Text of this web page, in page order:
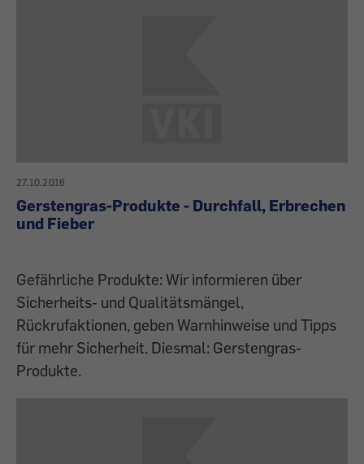
27.10.2016
Gerstengras-Produkte - Durchfall, Erbrechen
und Fieber
Gefährliche Produkte: Wir informieren über
Sicherheits- und Qualitätsmängel,
Rückrufaktionen, geben Warnhinweise und Tipps
für mehr Sicherheit. Diesmal: Gerstengras-
Produkte.